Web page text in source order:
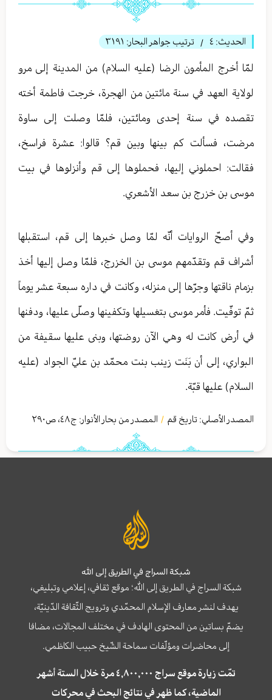
الحديث: ٤ / ترتيب جواهر البحار: ٣١٩١
لمّا أخرج المأمون الرضا (عليه السلام) من المدينة إلى مرو
لولاية العهد في سنة مائتين من الهجرة، خرجت فاطمة أخته
تقصده في سنة إحدى ومائتين، فلمّا وصلت إلى ساوة
مرضت، فسألت كم بينها وبين قم؟ قالوا: عشرة فراسخ،
فقالت: احملوني إليها، فحملوها إلى قم وأنزلوها في بيت
موسى بن خزرج بن سعد الأشعري.
وفي أصحّ الروايات أنّه لمّا وصل خبرها إلى قم، استقبلها
أشراف قم وتقدّمهم موسى بن الخزرج، فلمّا وصل إليها أخذ
بزمام ناقتها وجرّها إلى منزله، وكانت في داره سبعة عشر يوماً
ثمّ توفّيت. فأمر موسى بتغسيلها وتكفينها وصلّى عليها، ودفنها
في أرض كانت له وهي الآن روضتها، وبنى عليها سقيفة من
البواري، إلى أن بَنَت زينب بنت محمّد بن عليّ الجواد (عليه
السلام) عليها قبّة.
المصدر الأصلي: تاريخ قم / المصدر من بحار الأنوار: ج٤٨، ص٢٩۰
شبكة السراج في الطريق إلى الله
شبكة السراج في الطريق إلى الله؛ موقع ثقافي، إعلامي وتبليغي،
يهدف لنشر معارف الإسلام المحمّدي وترويج الثّقافة الدّينيّة،
يضمّ بساتين من المحتوى الهادف في مختلف المجالات، مضافا
إلى محاضرات ومؤلّفات سماحة الشّيخ حبيب الكاظمي.
تمّت زيارة موقع سراج ٤,٨٠٠,٠٠٠ مرة خلال الستة أشهر
الماضية، كما ظهر في نتائج البحث في محركات